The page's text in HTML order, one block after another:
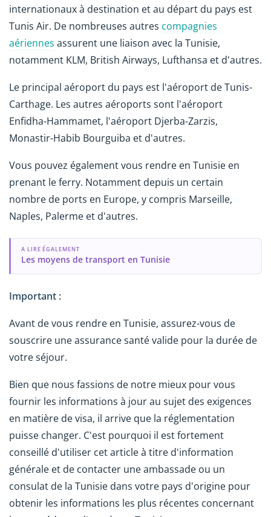
internationaux à destination et au départ du pays est
Tunis Air. De nombreuses autres compagnies
aériennes assurent une liaison avec la Tunisie,
notamment KLM, British Airways, Lufthansa et d'autres.
Le principal aéroport du pays est l'aéroport de Tunis-
Carthage. Les autres aéroports sont l'aéroport
Enfidha-Hammamet, l'aéroport Djerba-Zarzis,
Monastir-Habib Bourguiba et d'autres.
Vous pouvez également vous rendre en Tunisie en
prenant le ferry. Notamment depuis un certain
nombre de ports en Europe, y compris Marseille,
Naples, Palerme et d'autres.
A LIRE ÉGALEMENT
Les moyens de transport en Tunisie
Important :
Avant de vous rendre en Tunisie, assurez-vous de
souscrire une assurance santé valide pour la durée de
votre séjour.
Bien que nous fassions de notre mieux pour vous
fournir les informations à jour au sujet des exigences
en matière de visa, il arrive que la réglementation
puisse changer. C'est pourquoi il est fortement
conseillé d'utiliser cet article à titre d'information
générale et de contacter une ambassade ou un
consulat de la Tunisie dans votre pays d'origine pour
obtenir les informations les plus récentes concernant